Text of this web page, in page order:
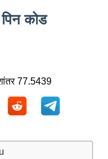
कोड
77.5439